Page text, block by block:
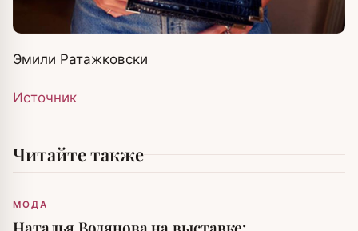
Эмили Ратажковски
Источник
Читайте также
МОДА